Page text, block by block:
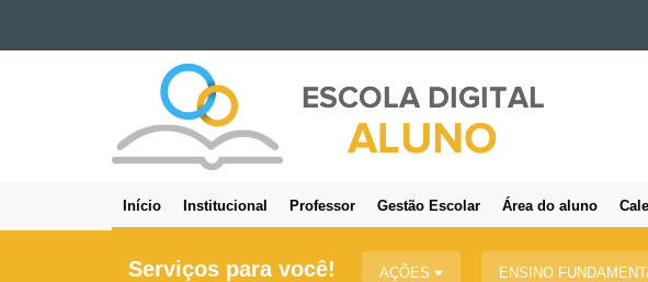
Ir para a navegaçãoESCOLA
DIGITAL
ALUNO
Navegação
principal
Início Institucional Professor Gestão Escolar Área do aluno
Serviços para você! AÇÕES ENSINO